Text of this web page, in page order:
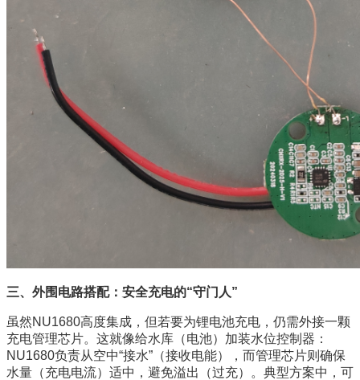
三、外围电路搭配：安全充电的“守门人”
虽然NU1680高度集成，但若要为锂电池充电，仍需外接一颗
充电管理芯片。这就像给水库（电池）加装水位控制器：
NU1680负责从空中“接水”（接收电能），而管理芯片则确保
水量（充电电流）适中，避免溢出（过充）。典型方案中，可